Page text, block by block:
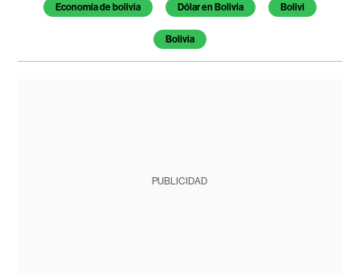
Economía de bolivia Dólar en Bolivia Bolivi
Bolivia
PUBLICIDAD